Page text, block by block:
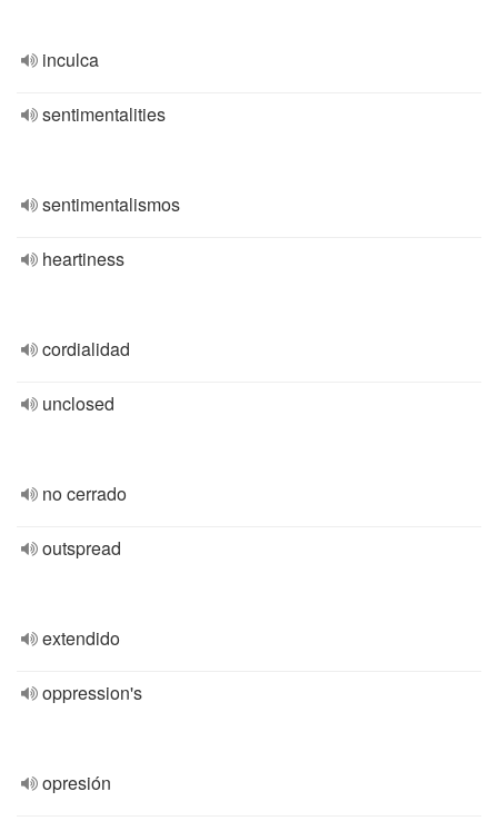
inculca
sentimentalities
sentimentalismos
heartiness
cordialidad
unclosed
no cerrado
outspread
extendido
oppression's
opresión